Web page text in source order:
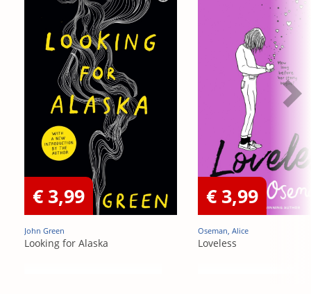
€ 3,99
John Green
Looking for Alaska
€ 3,99
Oseman, Alice
Loveless